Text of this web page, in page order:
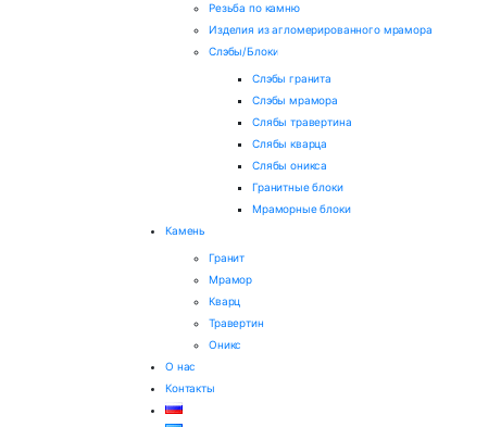
Резьба по камню
Изделия из агломерированного мрамора
Слэбы/Блоки
Слэбы гранита
Слэбы мрамора
Слябы травертина
Слябы кварца
Слябы оникса
Гранитные блоки
Мраморные блоки
Камень
Гранит
Мрамор
Кварц
Травертин
Оникс
О нас
Контакты